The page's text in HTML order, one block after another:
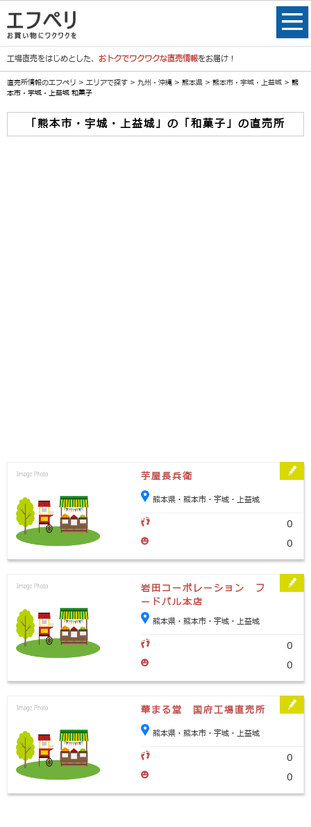
工場直売をはじめとした、 おトクでワクワクな直売情報をお届け！
直売所情報のエフペリ > エリアで探す > 九州・沖縄 > 熊本県 > 熊本市・宇城・上益城 > 熊
本市・宇城・上益城 和菓子
「熊本市・宇城・上益城」の「和菓子」の直売所
芋屋長兵衛
熊本県・熊本市・宇城・上益城
0
0
岩田コーポレーション フ
ードパル本店
熊本県・熊本市・宇城・上益城
0
0
華まる堂 国府工場直売所
熊本県・熊本市・宇城・上益城
0
0